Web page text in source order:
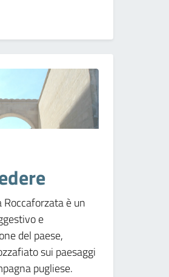
Roccaforzata è un
e
del paese,
sui paesaggi
pugliese.